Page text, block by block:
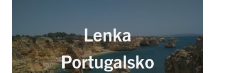
Lenka
Portugalsko